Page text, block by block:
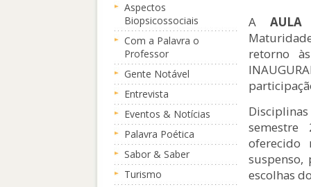
Aspectos
Biopsicossociais
Com a Palavra o
Professor
Gente Notável
Entrevista
Eventos & Notícias
Palavra Poética
Sabor & Saber
Turismo
A AULA
retorno
oferecido
suspenso,
escolhas